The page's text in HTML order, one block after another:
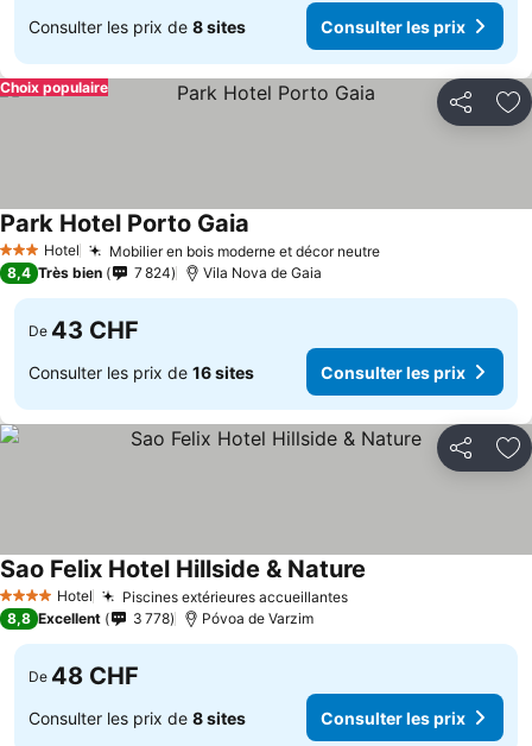
Consulter les prix de 8 sites Consulter les prix
Partager
Choix populaire
3 ÉtoilesHotel Mobilier en bois moderne et décor neutre
Park Hotel Porto Gaia
8,4 Très bien 7 824 Vila Nova de Gaia
De 43 CHF
Consulter les prix de 16 sites Consulter les prix
Partager
4 Étoiles Hotel Piscines extérieures accueillantes
Sao Felix Hotel Hillside & Nature
8,8 Excellent 3 778 Póvoa de Varzim
De 48 CHF
Consulter les prix de 8 sites Consulter les prix